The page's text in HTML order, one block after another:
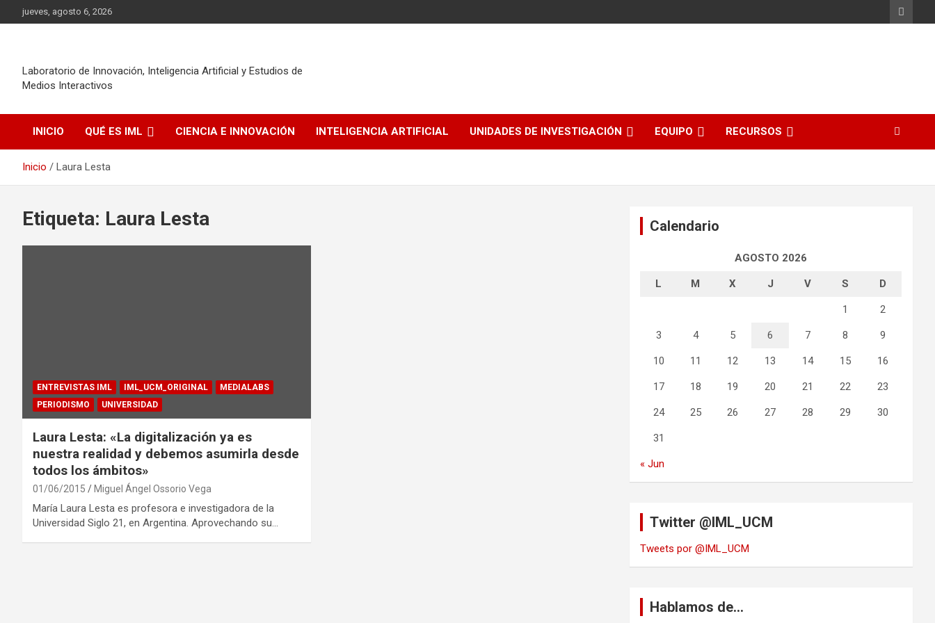
Saltar
al
jueves, agosto 6, 2026
Laboratorio de Innovación, Inteligencia Artificial y Estudios de
Medios Interactivos
INICIO QUÉ ES IML CIENCIA E INNOVACIÓN INTELIGENCIA ARTIFICIAL UNIDADES DE INVESTIGACIÓN EQUIPO RECURSOS
Inicio Laura Lesta
Etiqueta: Laura Lesta
ENTREVISTAS IML IML_UCM_ORIGINAL
MEDIALABS
PERIODISMO
UNIVERSIDAD
Laura Lesta: «La digitalización ya es
nuestra realidad y debemos asumirla desde
todos los ámbitos»
01/06/2015 Miguel Ángel Ossorio Vega
María Laura Lesta es profesora e investigadora de la
Universidad Siglo 21, en Argentina. Aprovechando su…
Calendario
AGOSTO 2026
L M X J V S D
1 2
3 4 5 6 7 8 9
10 11 12 13 14 15 16
17 18 19 20 21 22 23
24 25 26 27 28 29 30
31
« Jun
Twitter @IML_UCM
Tweets por @IML_UCM
Hablamos de…